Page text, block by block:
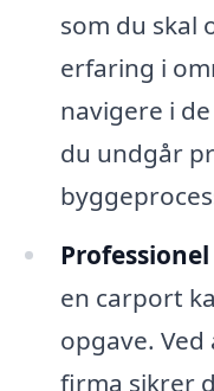
som du skal
erfaring i
navigere i
du undgår
en carport
opgave.
firma sikrer